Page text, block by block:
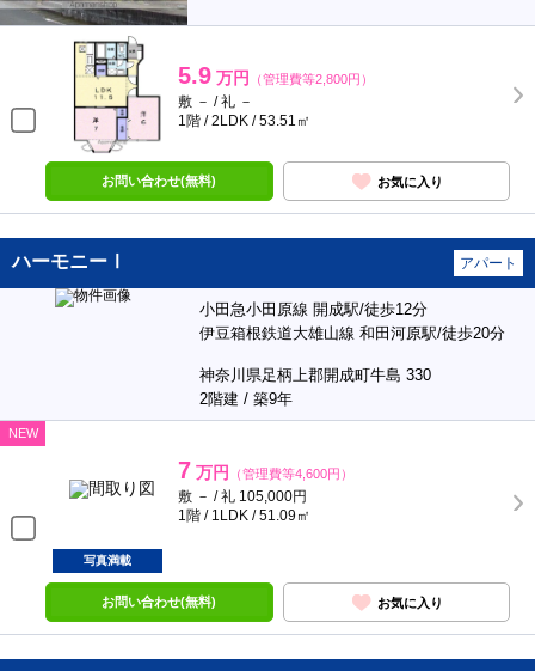
5.9 万円 （管理費等2,800円）
敷 － / 礼 －
1階 / 2LDK / 53.51㎡
お問い合わせ(無料) お気に入り
ハーモニーⅠ アパート
小田急小田原線 開成駅/徒歩12分
伊豆箱根鉄道大雄山線 和田河原駅/徒歩20分
神奈川県足柄上郡開成町牛島 330
2階建 / 築9年
NEW
7 万円 （管理費等4,600円）
敷 － / 礼 105,000円
1階 / 1LDK / 51.09㎡
写真満載
お問い合わせ(無料) お気に入り